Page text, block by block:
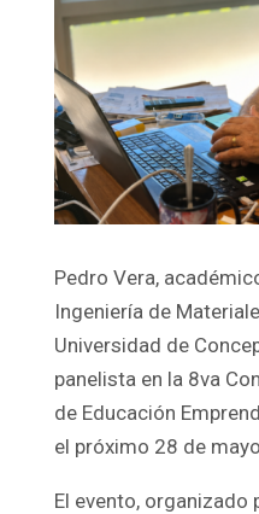
Pedro Vera,
Ingeniería de
Universidad de
panelista en la 8va
de Educación
el próximo 28 de
El evento, organizado